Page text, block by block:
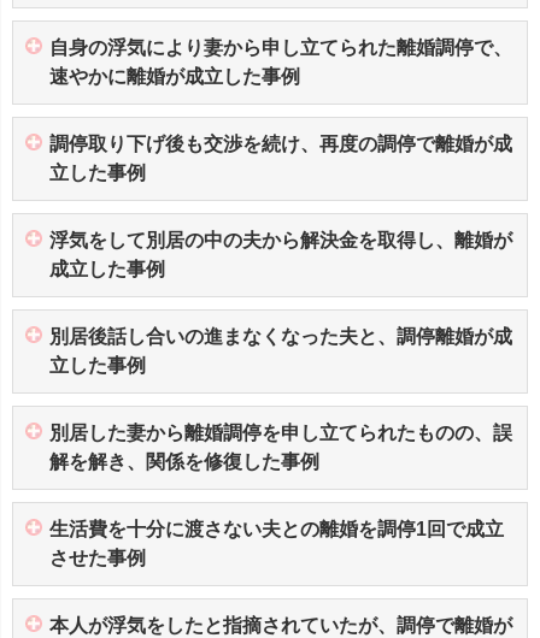
自身の浮気により妻から申し立てられた離婚調停で、
速やかに離婚が成立した事例
調停取り下げ後も交渉を続け、再度の調停で離婚が成
立した事例
浮気をして別居の中の夫から解決金を取得し、離婚が
成立した事例
別居後話し合いの進まなくなった夫と、調停離婚が成
立した事例
別居した妻から離婚調停を申し立てられたものの、誤
解を解き、関係を修復した事例
生活費を十分に渡さない夫との離婚を調停1回で成立
させた事例
本人が浮気をしたと指摘されていたが、調停で離婚が